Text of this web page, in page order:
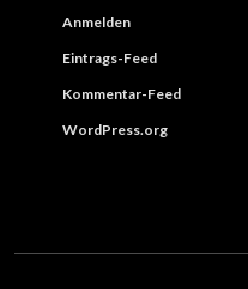
Anmelden
Eintrags-Feed
Kommentar-Feed
WordPress.org